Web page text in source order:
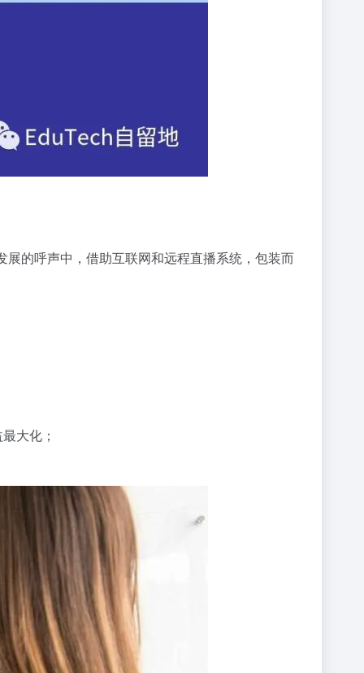
的呼声中，借助互联网和远程直播系统，包装而
大化；